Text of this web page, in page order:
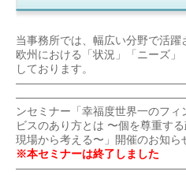
当事務所では、幅広い分野で活躍
欧州における「状況」「ニーズ
しております。
ンセミナー「幸福度世界一のフ
ビスのあり方とは 〜個を尊重す
現場から考える〜」開催のお知ら
※本セミナーは終了しました